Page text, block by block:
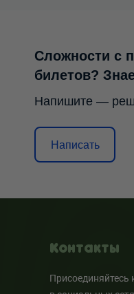
Сложности с
билетов?
Напишите —
Написать
Контакты
Присоединяйтесь